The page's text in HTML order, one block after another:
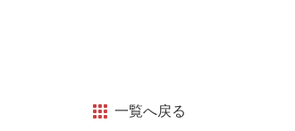
一覧へ戻る